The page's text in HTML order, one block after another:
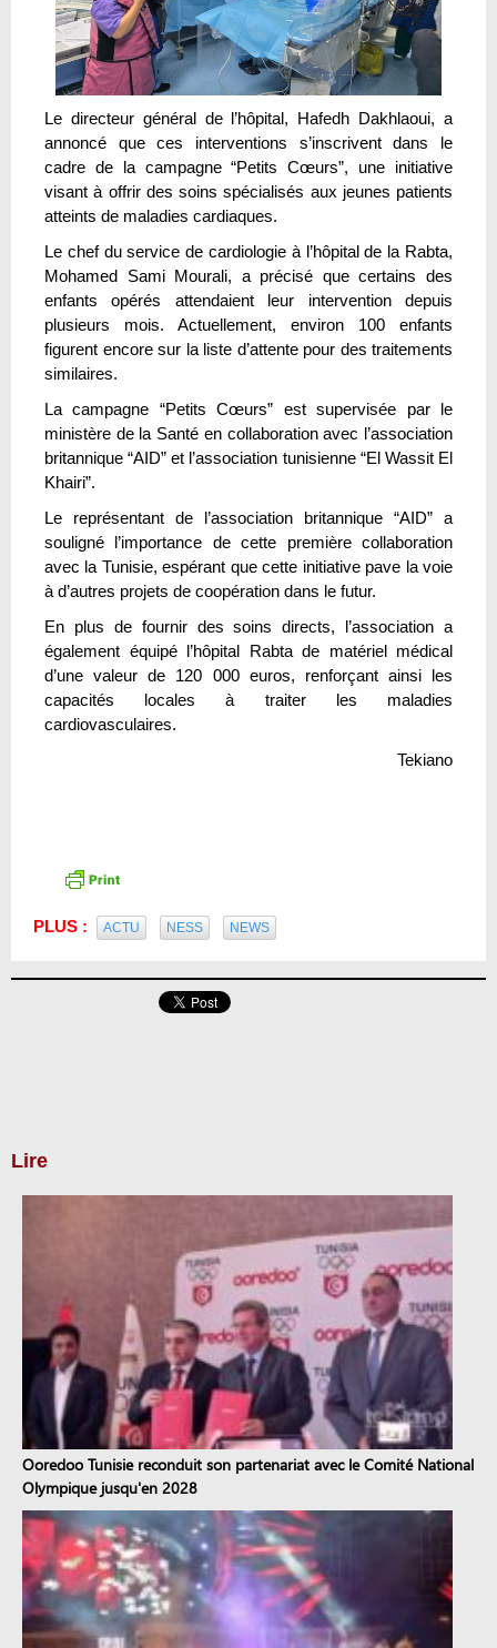
Le directeur général de l’hôpital, Hafedh Dakhlaoui, a
annoncé que ces interventions s’inscrivent dans le
cadre de la campagne “Petits Cœurs”, une initiative
visant à offrir des soins spécialisés aux jeunes patients
atteints de maladies cardiaques.
Le chef du service de cardiologie à l’hôpital de la Rabta,
Mohamed Sami Mourali, a précisé que certains des
enfants opérés attendaient leur intervention depuis
plusieurs mois. Actuellement, environ 100 enfants
figurent encore sur la liste d’attente pour des traitements
similaires.
La campagne “Petits Cœurs” est supervisée par le
ministère de la Santé en collaboration avec l’association
britannique “AID” et l’association tunisienne “El Wassit El
Khairi”.
Le représentant de l’association britannique “AID” a
souligné l’importance de cette première collaboration
avec la Tunisie, espérant que cette initiative pave la voie
à d’autres projets de coopération dans le futur.
En plus de fournir des soins directs, l’association a
également équipé l’hôpital Rabta de matériel médical
d’une valeur de 120 000 euros, renforçant ainsi les
capacités locales à traiter les maladies
cardiovasculaires.
Tekiano
PLUS : ACTU NESS NEWS
Lire
Ooredoo Tunisie reconduit son partenariat avec le Comité National
Olympique jusqu'en 2028